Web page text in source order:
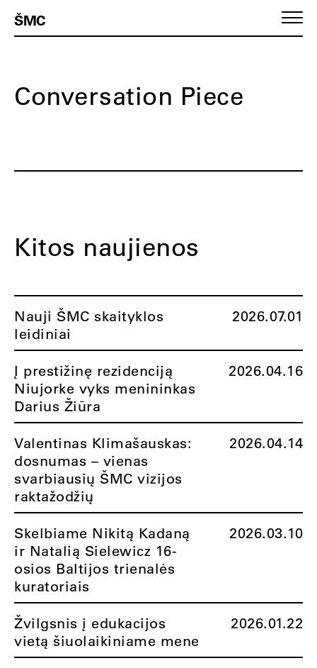
ŠMC
Conversation Piece
Kitos naujienos
Nauji ŠMC skaityklos
leidiniai
2026.07.01
Į prestižinę rezidenciją
Niujorke vyks menininkas
Darius Žiūra
2026.04.16
Valentinas Klimašauskas:
dosnumas – vienas
svarbiausių ŠMC vizijos
raktažodžių
2026.04.14
Skelbiame Nikitą Kadaną
ir Natalią Sielewicz 16-
osios Baltijos trienalės
kuratoriais
2026.03.10
Žvilgsnis į edukacijos
vietą šiuolaikiniame mene
2026.01.22